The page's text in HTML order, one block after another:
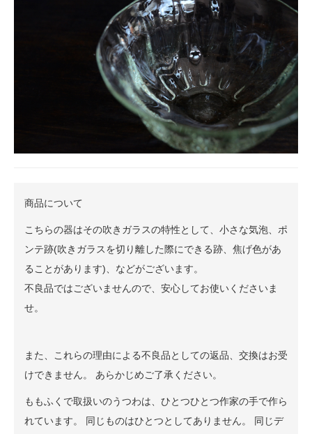
商品について
こちらの器はその吹きガラスの特性として、小さな気泡、ポ
ンテ跡(吹きガラスを切り離した際にできる跡、焦げ色があ
ることがあります)、などがございます。
不良品ではございませんので、安心してお使いくださいま
せ。
また、これらの理由による不良品としての返品、交換はお受
けできません。 あらかじめご了承ください。
ももふくで取扱いのうつわは、ひとつひとつ作家の手で作ら
れています。 同じものはひとつとしてありません。 同じデ